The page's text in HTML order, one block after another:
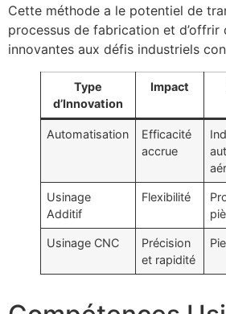
Cette méthode a le potentiel de
processus de fabrication et d’offrir
innovantes aux défis industriels
Type
d’Innovation
Impact
Automatisation
Efficacité
accrue
Usinage
Additif
Flexibilité
Usinage CNC
Précision
et rapidité